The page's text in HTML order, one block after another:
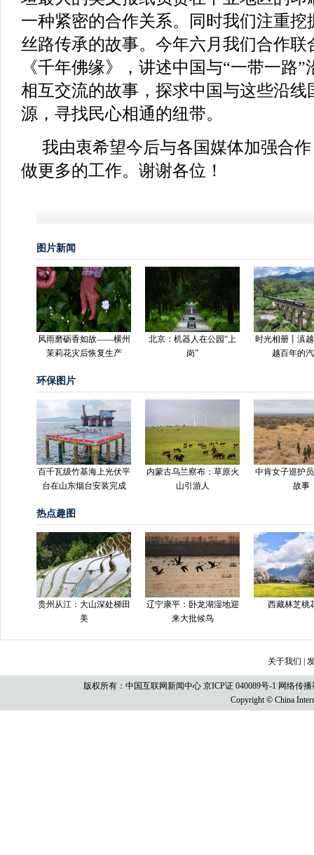
一种紧密的合作关系。同时我们注重
丝路传承的故事。今年六月我们合作联
《千年佛缘》，讲述中国与“一带一路
相互交流的故事，探求中国与这些沿线
源，寻找民心相通的纽带。
我由衷希望今后与各国媒体加强合
做更多的工作。谢谢各位！